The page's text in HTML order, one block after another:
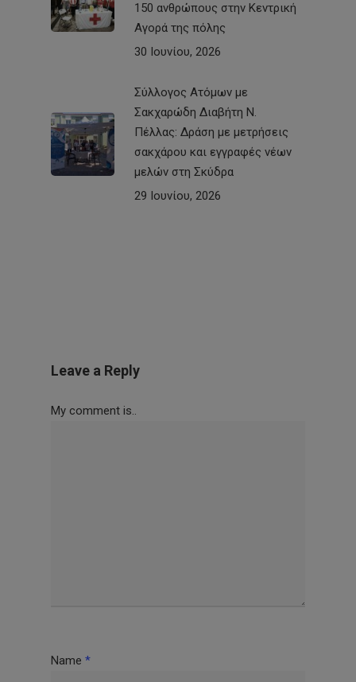
150 ανθρώπους στην Κεντρική
Αγορά της πόλης
30 Ιουνίου, 2026
Σύλλογος Ατόμων με
Σακχαρώδη Διαβήτη Ν.
Πέλλας: Δράση με μετρήσεις
σακχάρου και εγγραφές νέων
μελών στη Σκύδρα
29 Ιουνίου, 2026
Leave a Reply
My comment is..
Name *